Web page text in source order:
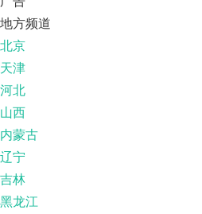
地方频道
北京
天津
河北
山西
内蒙古
辽宁
吉林
黑龙江